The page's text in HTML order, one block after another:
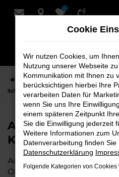
Zum
0
Startseite Oldenburg Audi
Schmidt + Koch für Oldenburg
Audi Q8
Koch für
Audi Q8 ist die perfekte
Oldenburg einen
Cookie
Wir nutzen Cookies, um
Nutzung unserer Webseite
Kommunikation mit Ihnen zu
berücksichtigen hierbei Ihre
verarbeiten Daten für
wenn Sie uns Ihre
einem späteren Zeitpunkt
Sie die Einwilligung jederzeit
Weitere Informationen zum
Datenverarbeitung finden Sie
Datenschutzerklärung
Folgende Kategorien von